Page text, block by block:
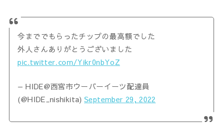
今まででもらったチップの最高額でした
外人さんありがとうございました
pic.twitter.com/Yikr0nbYoZ
— HIDE@西宮市ウーバーイーツ配達員
(@HIDE_nishikita)September 29, 2022